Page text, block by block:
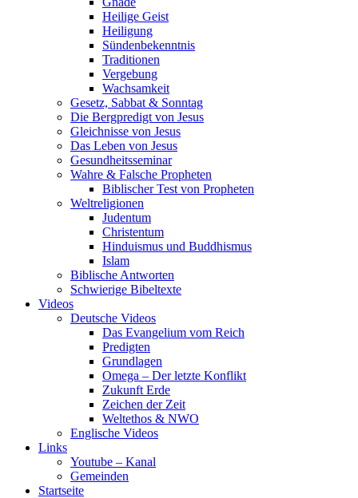
Heilige Geist
Heiligung
Sündenbekenntnis
Traditionen
Vergebung
Wachsamkeit
Gesetz, Sabbat & Sonntag
Die Bergpredigt von Jesus
Gleichnisse von Jesus
Das Leben von Jesus
Gesundheitsseminar
Wahre & Falsche Propheten
Biblischer Test von Propheten
Weltreligionen
Judentum
Christentum
Hinduismus und Buddhismus
Islam
Biblische Antworten
Schwierige Bibeltexte
Videos
Deutsche Videos
Das Evangelium vom Reich
Predigten
Grundlagen
Omega – Der letzte Konflikt
Zukunft Erde
Zeichen der Zeit
Weltethos & NWO
Englische Videos
Links
Youtube – Kanal
Gemeinden
Startseite